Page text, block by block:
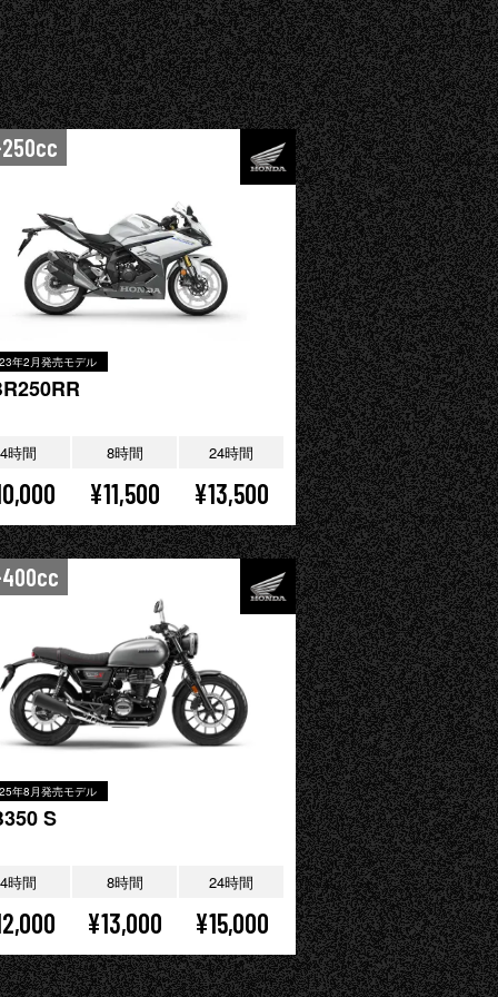
年2月発売モデル
4時間 8時間
¥11,500
24時間
¥13,500
年8月発売モデル
S
4時間 8時間
¥13,000
24時間
¥15,000